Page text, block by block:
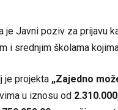
je Javni poziv za prijavu
i srednjim školama
je projekta „Zajedno
u iznosu od